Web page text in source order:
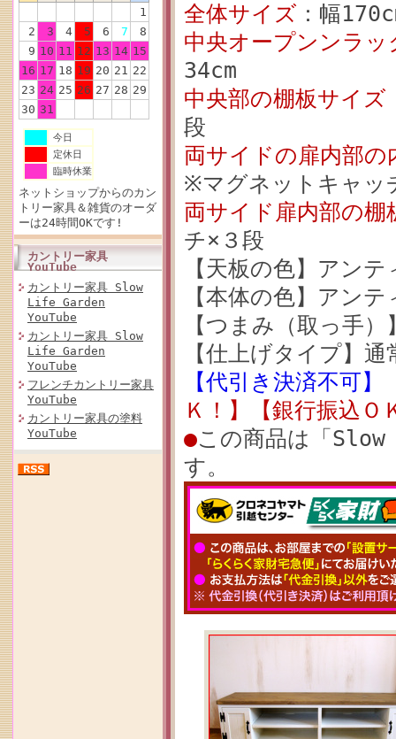
1
2
3 4 5 6 7
8
9 10 11 12 13 14 15
16 17 18 19 20 21 22
23 24 25 26 27 28 29
30 31
今日
定休日
臨時休業
ネットショップからのカン
トリー家具＆雑貨のオーダ
ーは24時間OKです!
カントリー家具
YouTube
カントリー家具 Slow
Life Garden
YouTube
カントリー家具 Slow
Life Garden
YouTube
フレンチカントリー家具
YouTube
カントリー家具の塗料
YouTube
全体サイズ ：幅
中央オープンンラッ
34cm
中央部の棚板サイズ
段
両サイドの扉内部の
※マグネットキャッ
両サイド扉内部の棚
チ×３段
【天板の色】アン
【本体の色】アン
【つまみ（取っ手
【仕上げタイプ】
【代引き決済不可】
Ｋ！】【銀行振込Ｏ
●この商品は「
す。